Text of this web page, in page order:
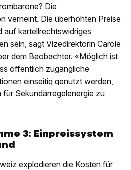
Die
verneint. Die überhöhten Preise
auf kartellrechtswidriges
sein, sagt Vizedirektorin Carole
dem Beobachter. «Möglich ist
öffentlich zugängliche
einseitig genutzt werden,
für Sekundärregelenergie zu
3: Einpreissystem
explodieren die Kosten für